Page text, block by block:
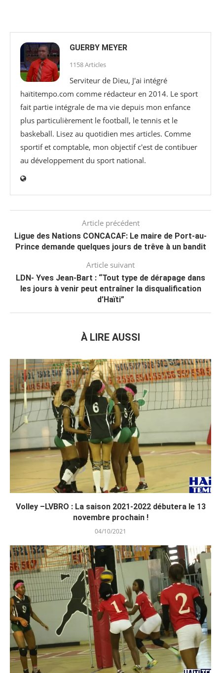
GUERBY MEYER
1158 Articles
Serviteur de Dieu, J'ai intégré
haïtitempo.com comme rédacteur en 2014. Le sport
fait partie intégrale de ma vie depuis mon enfance
plus particulièrement le football, le tennis et le
baskeball. Lisez au quotidien mes articles. Comme
sportif et comptable, mon objectif c'est de contibuer
au développement du sport national.
Article précédent
Ligue des Nations CONCACAF: Le maire de Port-au-
Prince demande quelques jours de trêve à un bandit
Article suivant
LDN- Yves Jean-Bart : “Tout type de dérapage dans
les jours à venir peut entraîner la disqualification
d’Haïti”
À LIRE AUSSI
Volley –LVBRO : La saison 2021-2022 débutera le 13
novembre prochain !
04/10/2021